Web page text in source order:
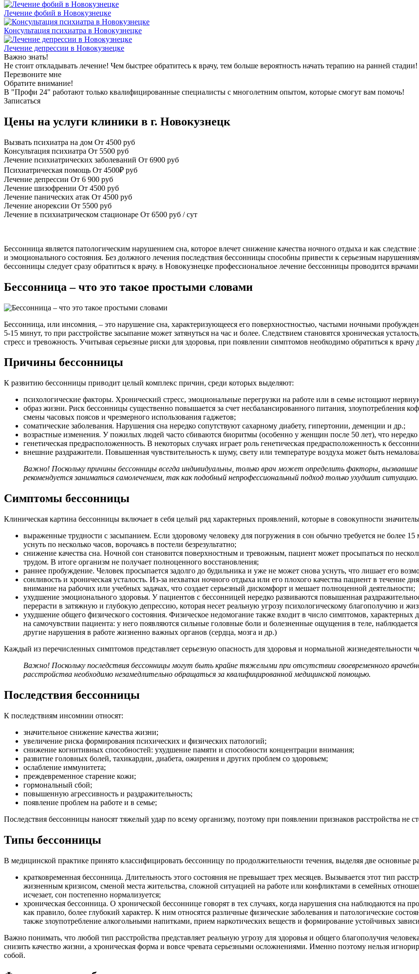
Лечение фобий в Новокузнецке
Консультация психиатра в Новокузнецке
Лечение депрессии в Новокузнецке
Важно знать!
Не стоит откладывать лечение! Чем быстрее обратитесь к врачу, тем больше вероятность начать терапию на ранней стадии!
Перезвоните мне
Обратите внимание!
В "Профи 24" работают только квалифицированные специалисты с многолетним опытом, которые смогут вам помочь!
Записаться
Цены на услуги клиники в г. Новокузнецк
Вызвать психиатра на дом От 4500 руб
Консультация психиатра От 5500 руб
Лечение психиатрических заболеваний От 6900 руб
Психиатрическая помощь От 4500₽ руб
Лечение депрессии От 6 900 руб
Лечение шизофрении От 4500 руб
Лечение панических атак От 4500 руб
Лечение анорексии От 5500 руб
Лечение в психиатрическом стационаре От 6500 руб / сут
Бессонница является патологическим нарушением сна, которое влечет снижение качества ночного отдыха и как
и эмоционального состояния. Без должного лечения последствия бессонницы способны привести к серьезным
бессонницы следует сразу обратиться к врачу. в Новокузнецке профессиональное лечение бессонницы проводится
Бессонница – что это такое простыми словами
Бессонница, или инсомния, – это нарушение сна, характеризующееся его поверхностностью, частыми ночными
5-15 минут, то при расстройстве засыпание может затянуться на час и более. Следствием становятся хроническая
стресс и тревожность. Учитывая серьезные риски для здоровья, при появлении симптомов необходимо обратиться к
Причины бессонницы
К развитию бессонницы приводит целый комплекс причин, среди которых выделяют:
психологические факторы. Хронический стресс, эмоциональные перегрузки на работе или в семье истощают
образ жизни. Риск бессонницы существенно повышается за счет несбалансированного питания, злоупотребления
смены часовых поясов и чрезмерного использования гаджетов;
соматические заболевания. Нарушения сна нередко сопутствуют сахарному диабету, гипертонии, деменции и др.;
возрастные изменения. У пожилых людей часто сбиваются биоритмы (особенно у женщин после 50 лет), что
генетическая предрасположенность. В некоторых случаях играет роль генетическая предрасположенность к
внешние раздражители. Повышенная чувствительность к шуму, свету или температуре воздуха может быть
Важно! Поскольку причины бессонницы всегда индивидуальны, только врач может определить факторы,
рекомендуется заниматься самолечением, так как подобный непрофессиональный подход только ухудшит ситуацию.
Симптомы бессонницы
Клиническая картина бессонницы включает в себя целый ряд характерных проявлений, которые в совокупности
выраженные трудности с засыпанием. Если здоровому человеку для погружения в сон обычно требуется не более
уснуть по несколько часов, ворочаясь в постели безрезультатно;
снижение качества сна. Ночной сон становится поверхностным и тревожным, пациент может просыпаться по
трудом. В итоге организм не получает полноценного восстановления;
раннее пробуждение. Человек просыпается задолго до будильника и уже не может снова уснуть, что лишает его
сонливость и хроническая усталость. Из-за нехватки ночного отдыха или его плохого качества пациент в течение
внимание на рабочих или учебных задачах, что создает серьезный дискомфорт и мешает полноценной деятельности;
ухудшение эмоционального здоровья. У пациентов с бессонницей нередко развиваются повышенная
перерасти в затяжную и глубокую депрессию, которая несет реальную угрозу психологическому благополучию и
ухудшение общего физического состояния. Физическое недомогание также входит в число симптомов,
на самочувствии пациента: у него появляются сильные головные боли и болезненные ощущения в теле,
другие нарушения в работе жизненно важных органов (сердца, мозга и др.)
Каждый из перечисленных симптомов представляет серьезную опасность для здоровья и нормальной жизнедеятельности
Важно! Поскольку последствия бессонницы могут быть крайне тяжелыми при отсутствии своевременного
расстройства необходимо незамедлительно обращаться за квалифицированной медицинской помощью.
Последствия бессонницы
К последствиям инсомнии относят:
значительное снижение качества жизни;
увеличение риска формирования психических и физических патологий;
снижение когнитивных способностей: ухудшение памяти и способности концентрации внимания;
развитие головных болей, тахикардии, диабета, ожирения и других проблем со здоровьем;
ослабление иммунитета;
преждевременное старение кожи;
гормональный сбой;
повышенную агрессивность и раздражительность;
появление проблем на работе и в семье;
Последствия бессонницы наносят тяжелый удар по всему организму, поэтому при появлении признаков расстройства не
Типы бессонницы
В медицинской практике принято классифицировать бессонницу по продолжительности течения, выделяя две основные
кратковременная бессонница. Длительность этого состояния не превышает трех месяцев. Вызывается этот тип
жизненным кризисом, сменой места жительства, сложной ситуацией на работе или конфликтами в семейных
исчезает, сон постепенно нормализуется;
хроническая бессонница. О хронической бессоннице говорят в тех случаях, когда нарушения сна наблюдаются на
как правило, более глубокий характер. К ним относятся различные физические заболевания и патологические
также злоупотребление алкогольными напитками, прием наркотических веществ и формирование устойчивых
Важно понимать, что любой тип расстройства представляет реальную угрозу для здоровья и общего благополучия
снизить качество жизни, а хроническая форма и вовсе чревата серьезными осложнениями. Именно поэтому нельзя
собой.